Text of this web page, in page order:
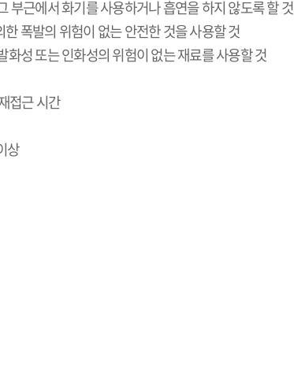
근에서 화기를 사용하거나 흡연을 하지 않도록 할 것
폭발의 위험이 없는 안전한 것을 사용할 것
화성 또는 인화성의 위험이 없는 재료를 사용할 것
접근 시간
상